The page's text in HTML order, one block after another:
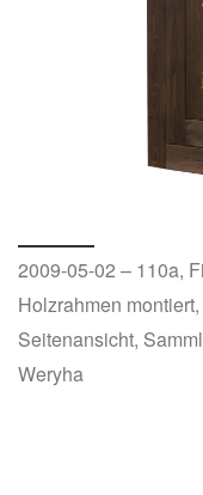
2009-05-02 – 110a,
Holzrahmen
Seitenansicht,
Weryha